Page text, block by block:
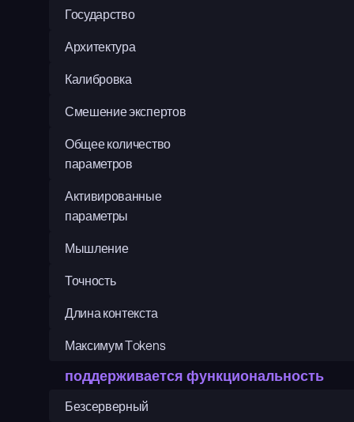
Государство
Архитектура
Калибровка
Смешение экспертов
Общее количество
параметров
Активированные
параметры
Мышление
Точность
Длина контекста
Максимум Tokens
поддерживается функциональность
Безсерверный